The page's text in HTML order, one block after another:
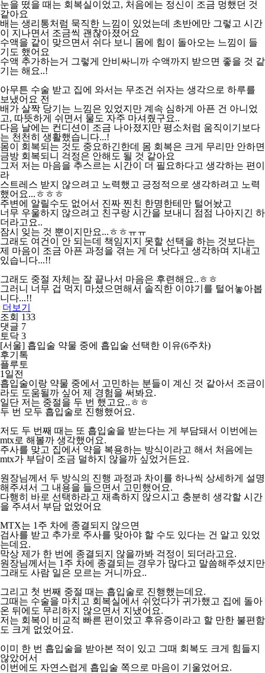
눈을 떴을 때는 회복실이었고, 처음에는 정신이 조금 멍했던 것
같아요
배는 생리통처럼 묵직한 느낌이 있었는데 초반에만 그렇고 시간
이 지나면서 조금씩 괜찮아졌어요
수액을 같이 맞으면서 쉬다 보니 몸에 힘이 돌아오는 느낌이 들
기도 했어요
수액 추가하는거 그렇게 안비싸니까 수액까지 받으면 좋을 것 같
기는 해요..!
아무튼 수술 받고 집에 와서는 무조건 쉬자는 생각으로 하루를
보냈어요 전
배가 살짝 당기는 느낌은 있었지만 계속 심하게 아픈 건 아니었
고, 따뜻하게 쉬면서 물도 자주 마셔줬구요..
다음 날에는 컨디션이 조금 나아졌지만 평소처럼 움직이기보다
는 천천히 생활했습니다...!
몸이 회복되는 것도 중요하긴한데 몸 회복은 크게 무리만 안하면
금방 회복되니 걱정은 안해도 될 것 같아요
그저 저는 마음을 추스르는 시간이 더 필요하다고 생각하는 편이
라
스트레스 받지 않으려고 노력했고 긍정적으로 생각하려고 노력
했어요...ㅎㅎㅎ
주변에 알릴수도 없어서 진짜 찐친 한명한테만 털어놨고
너무 우울하지 않으려고 친구랑 시간을 보내니 점점 나아지긴 하
더라고요..
잠시 잊는 것 뿐이지만요...ㅎㅎㅠㅠ
그래도 여건이 안 되는데 책임지지 못할 선택을 하는 것보다는
제 마음이 조금 아픈 과정을 겪는 게 더 낫다고 생각하며 지내고
있습니다...!!
그래도 중절 자체는 잘 끝나서 마음은 후련해요..ㅎㅎ
그러니 너무 겁 먹지 마셨으면해서 솔직한 이야기를 털어놓아봅
니다...!!
더보기
조회 133
댓글 7
토닥 3
[서울] 흡입술 약물 중에 흡입술 선택한 이유(6주차)
후기톡
플루토
1일전
흡입술이랑 약물 중에서 고민하는 분들이 계신 것 같아서 조금이
라도 도움될까 싶어 제 경험을 써봐요.
일단 저는 중절을 두 번 했고요..ㅎㅎ
두 번 모두 흡입술로 진행했어요.
저도 두 번째 때는 또 흡입술을 받는다는 게 부담돼서 이번에는
mtx로 해볼까 생각했어요.
주사를 맞고 집에서 약을 복용하는 방식이라고 해서 처음에는
mtx가 부담이 조금 덜하지 않을까 싶었거든요.
원장님께서 두 방식의 진행 과정과 차이를 하나씩 상세하게 설명
해주셔서 그 내용을 들으면서 고민했어요.
다행히 바로 선택하라고 재촉하지 않으시고 충분히 생각할 시간
을 주셔서 부담 없었어요
MTX는 1주 차에 종결되지 않으면
검사를 받고 추가로 주사를 맞아야 할 수도 있다는 건 알고 있었
는데요.
막상 제가 한 번에 종결되지 않을까봐 걱정이 되더라고요.
원장님께서는 1주 차에 종결되는 경우가 많다고 말씀해주셨지만
그래도 사람 일은 모르는 거니까요..
그리고 첫 번째 중절 때는 흡입술로 진행했는데요.
그때는 수술을 마치고 회복실에서 쉬었다가 귀가했고 집에 돌아
온 뒤에도 무리하지 않으면서 지냈어요.
저는 회복이 비교적 빠른 편이었고 후유증이라고 할 만한 불편함
도 크게 없었어요.
이미 한 번 흡입술을 받아본 적이 있고 그때 회복도 크게 힘들지
않았어서
이번에도 자연스럽게 흡입술 쪽으로 마음이 기울었어요.